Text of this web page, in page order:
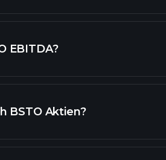
EBITDA?
BSTO Aktien?